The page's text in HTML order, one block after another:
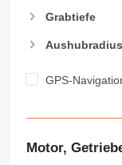
Grabtiefe
Aushubradius
GPS-
Motor,